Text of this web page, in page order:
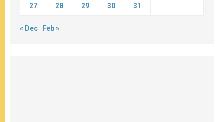
27 28 29 30 31
« Dec Feb »